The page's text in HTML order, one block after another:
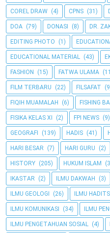
COREL DRAW (4) CPNS (31)
DOA (79) DONASI (8) DR.
EDITING PHOTO (1)
EDUCATIONAL MATERIAL (43)
FASHION (15) FATWA ULAMA
FILM TERBARU (22) FILSAFAT
FIQIH MUAMALAH (6) FISHING
FISIKA KELAS XI (2) FPI NEWS (9)
GEOGRAFI (139) HADIS (41)
HARI BESAR (7) HARI GURU (2)
HISTORY (205) HUKUM ISLAM
IKASTAR (2) ILMU DAKWAH (3)
ILMU GEOLOGI (26) ILMU HADITS
ILMU KOMUNIKASI (34) ILMU
ILMU PENGETAHUAN SOSIAL (4)